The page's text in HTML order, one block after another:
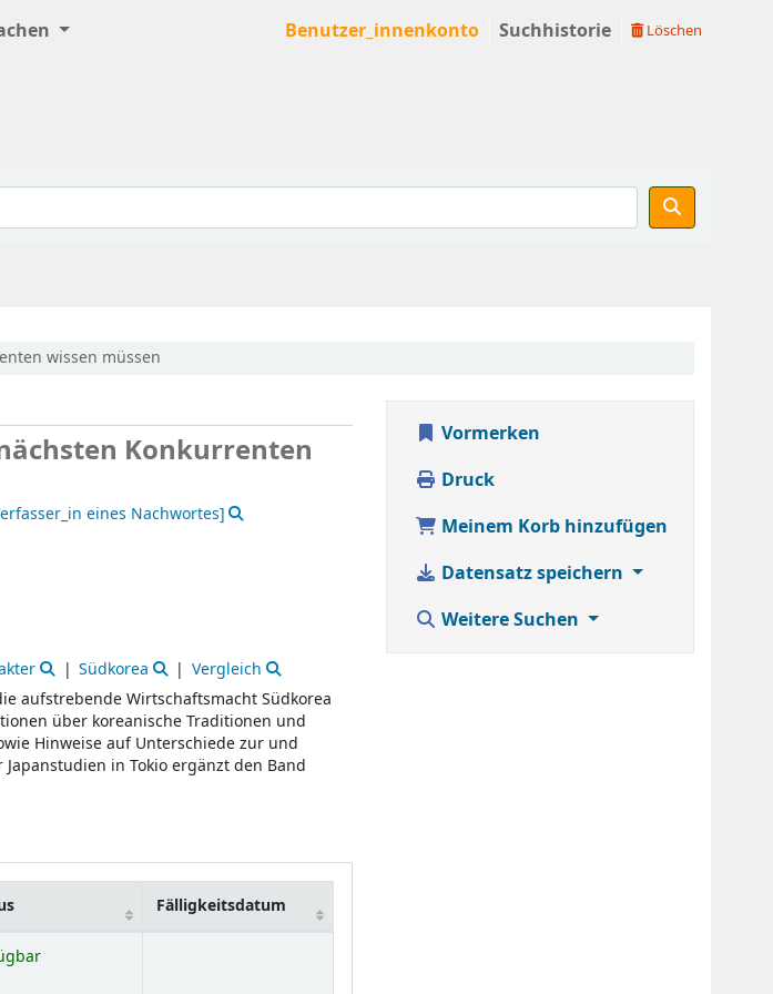
Benutzer_innenkonto Suchhistorie Löschen
wissen müssen
Konkurrenten
eines Nachwortes]
Südkorea
Vergleich
aufstrebende Wirtschaftsmacht Südkorea
über koreanische Traditionen und
Hinweise auf Unterschiede zur und
in Tokio ergänzt den Band
Fälligkeitsdatum
Vormerken
Druck
Meinem Korb hinzufügen
Datensatz speichern
Weitere Suchen